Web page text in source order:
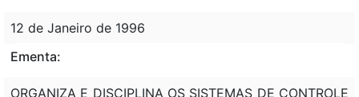
12 de Janeiro de 1996
Ementa:
ORGANIZA E DISCIPLINA OS SISTEMAS DE CONTROLE